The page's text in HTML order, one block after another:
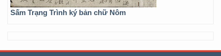
Sấm Trạng Trình ký bản chữ Nôm